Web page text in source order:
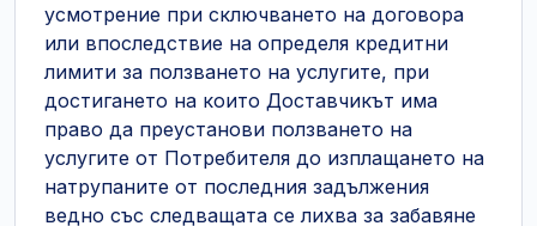
усмотрение при сключването на договора
или впоследствие на определя кредитни
лимити за ползването на услугите, при
достигането на които Доставчикът има
право да преустанови ползването на
услугите от Потребителя до изплащането на
натрупаните от последния задължения
ведно със следващата се лихва за забавяне